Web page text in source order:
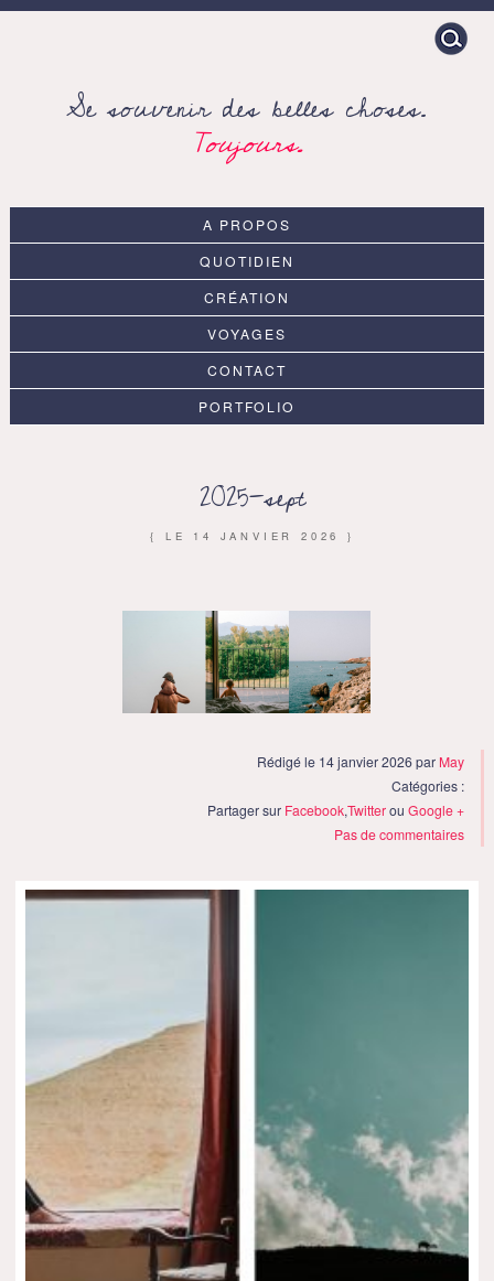
Search
for:
Se souvenir des belles choses.
Toujours.
A PROPOS
QUOTIDIEN
CRÉATION
VOYAGES
CONTACT
PORTFOLIO
2025-sept
{ LE 14 JANVIER 2026 }
Rédigé le 14 janvier 2026 par May
Catégories :
Partager sur Facebook,TwitterouGoogle +
Pas de commentaires